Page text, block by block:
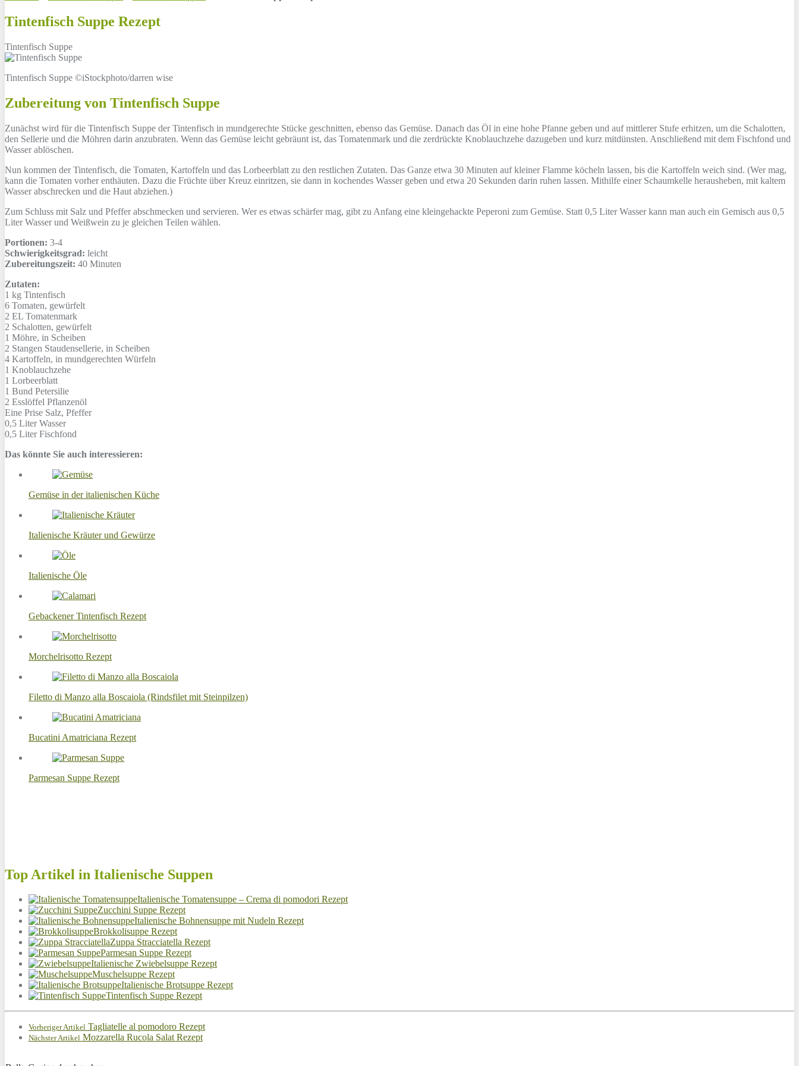
Tintenfisch Suppe Rezept
Tintenfisch Suppe
Tintenfisch Suppe ©iStockphoto/darren wise
Zubereitung von Tintenfisch Suppe
Zunächst wird für die Tintenfisch Suppe der Tintenfisch in mundgerechte Stücke geschnitten, ebenso das Gemüse. Danach das Öl in eine hohe Pfanne geben und auf mittlerer Stufe erhitzen, um die Schalotten,
den Sellerie und die Möhren darin anzubraten. Wenn das Gemüse leicht gebräunt ist, das Tomatenmark und die zerdrückte Knoblauchzehe dazugeben und kurz mitdünsten. Anschließend mit dem Fischfond und
Wasser ablöschen.
Nun kommen der Tintenfisch, die Tomaten, Kartoffeln und das Lorbeerblatt zu den restlichen Zutaten. Das Ganze etwa 30 Minuten auf kleiner Flamme köcheln lassen, bis die Kartoffeln weich sind. (Wer mag,
kann die Tomaten vorher enthäuten. Dazu die Früchte über Kreuz einritzen, sie dann in kochendes Wasser geben und etwa 20 Sekunden darin ruhen lassen. Mithilfe einer Schaumkelle herausheben, mit kaltem
Wasser abschrecken und die Haut abziehen.)
Zum Schluss mit Salz und Pfeffer abschmecken und servieren. Wer es etwas schärfer mag, gibt zu Anfang eine kleingehackte Peperoni zum Gemüse. Statt 0,5 Liter Wasser kann man auch ein Gemisch aus 0,5
Liter Wasser und Weißwein zu je gleichen Teilen wählen.
Portionen: 3-4
Schwierigkeitsgrad: leicht
Zubereitungszeit: 40 Minuten
Zutaten:
1 kg Tintenfisch
6 Tomaten, gewürfelt
2 EL Tomatenmark
2 Schalotten, gewürfelt
1 Möhre, in Scheiben
2 Stangen Staudensellerie, in Scheiben
4 Kartoffeln, in mundgerechten Würfeln
1 Knoblauchzehe
1 Lorbeerblatt
1 Bund Petersilie
2 Esslöffel Pflanzenöl
Eine Prise Salz, Pfeffer
0,5 LiterWasser
0,5 LiterFischfond
Das könnte Sie auch interessieren:
Gemüse in der italienischen Küche
Italienische Kräuter und Gewürze
Italienische Öle
Gebackener Tintenfisch Rezept
Morchelrisotto Rezept
Filetto di Manzo alla Boscaiola (Rindsfilet mit Steinpilzen)
Bucatini Amatriciana Rezept
Parmesan Suppe Rezept
Top Artikel in Italienische Suppen
Italienische Tomatensuppe – Crema di pomodori Rezept
Zucchini Suppe Rezept
Italienische Bohnensuppe mit Nudeln Rezept
Brokkolisuppe Rezept
Zuppa Stracciatella Rezept
Parmesan Suppe Rezept
Italienische Zwiebelsuppe Rezept
Muschelsuppe Rezept
Italienische Brotsuppe Rezept
Tintenfisch Suppe Rezept
Vorheriger Artikel Tagliatelle al pomodoro Rezept
Nächster Artikel Mozzarella Rucola Salat Rezept